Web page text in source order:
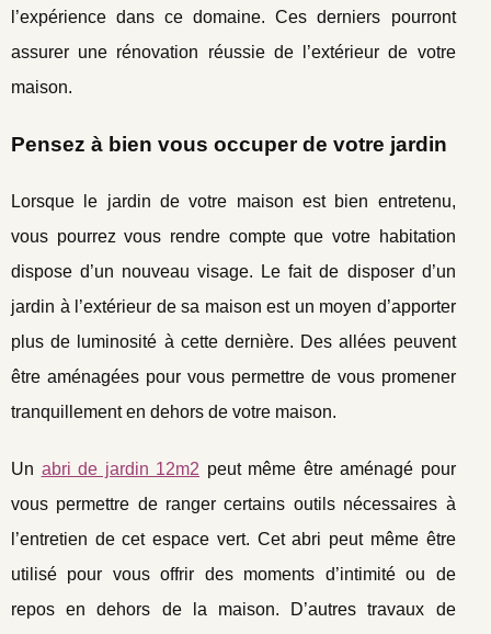
l’expérience dans ce domaine. Ces derniers pourront
assurer une rénovation réussie de l’extérieur de votre
maison.
Pensez à bien vous occuper de votre jardin
Lorsque le jardin de votre maison est bien entretenu,
vous pourrez vous rendre compte que votre habitation
dispose d’un nouveau visage. Le fait de disposer d’un
jardin à l’extérieur de sa maison est un moyen d’apporter
plus de luminosité à cette dernière. Des allées peuvent
être aménagées pour vous permettre de vous promener
tranquillement en dehors de votre maison.
Un abri de jardin 12m2 peut même être aménagé pour
vous permettre de ranger certains outils nécessaires à
l’entretien de cet espace vert. Cet abri peut même être
utilisé pour vous offrir des moments d’intimité ou de
repos en dehors de la maison. D’autres travaux de